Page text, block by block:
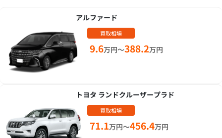
アルファード
買取相場
9.6万円～388.2万円
トヨタ ランドクルーザープラド
買取相場
71.1万円～456.4万円